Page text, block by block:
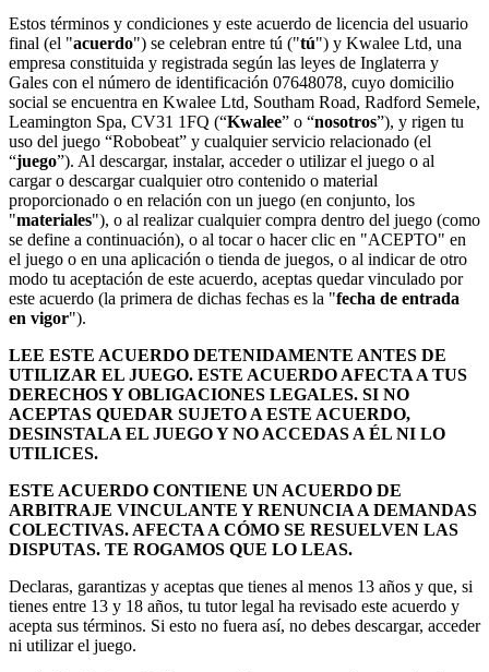
Estos términos y condiciones y este acuerdo de licencia del usuario
final (el "acuerdo") se celebran entre tú ("tú") y Kwalee Ltd, una
empresa constituida y registrada según las leyes de Inglaterra y
Gales con el número de identificación 07648078, cuyo domicilio
social se encuentra en Kwalee Ltd, Southam Road, Radford Semele,
Leamington Spa, CV31 1FQ (“Kwalee” o “nosotros”), y rigen tu
uso del juego “Robobeat” y cualquier servicio relacionado (el
“juego”). Al descargar, instalar, acceder o utilizar el juego o al
cargar o descargar cualquier otro contenido o material
proporcionado o en relación con un juego (en conjunto, los
"materiales"), o al realizar cualquier compra dentro del juego (como
se define a continuación), o al tocar o hacer clic en "ACEPTO" en
el juego o en una aplicación o tienda de juegos, o al indicar de otro
modo tu aceptación de este acuerdo, aceptas quedar vinculado por
este acuerdo (la primera de dichas fechas es la "fecha de entrada
en vigor").
LEE ESTE ACUERDO DETENIDAMENTE ANTES DE
UTILIZAR EL JUEGO. ESTE ACUERDO AFECTA A TUS
DERECHOS Y OBLIGACIONES LEGALES. SI NO
ACEPTAS QUEDAR SUJETO A ESTE ACUERDO,
DESINSTALA EL JUEGO Y NO ACCEDAS A ÉL NI LO
UTILICES.
ESTE ACUERDO CONTIENE UN ACUERDO DE
ARBITRAJE VINCULANTE Y RENUNCIA A DEMANDAS
COLECTIVAS. AFECTA A CÓMO SE RESUELVEN LAS
DISPUTAS. TE ROGAMOS QUE LO LEAS.
Declaras, garantizas y aceptas que tienes al menos 13 años y que, si
tienes entre 13 y 18 años, tu tutor legal ha revisado este acuerdo y
acepta sus términos. Si esto no fuera así, no debes descargar, acceder
ni utilizar el juego.